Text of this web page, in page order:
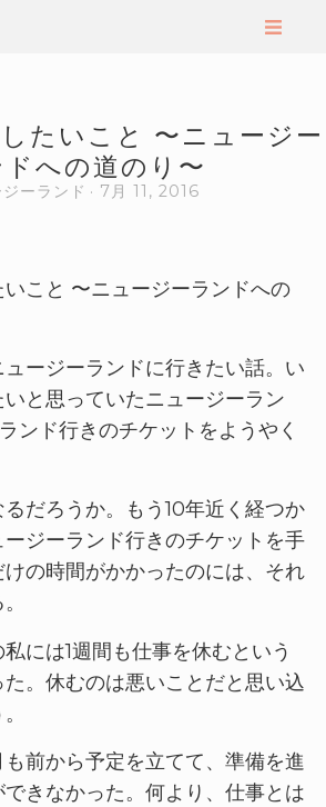
たいこと 〜ニュージー
ドへの道のり〜
ーランド 7月 11, 2016
こと 〜ニュージーランドへの
ージーランドに行きたい話。い
と思っていたニュージーラン
ンド行きのチケットをようやく
だろうか。もう10年近く経つか
ジーランド行きのチケットを手
の時間がかかったのには、それ
には1週間も仕事を休むという
。休むのは悪いことだと思い込
前から予定を立てて、準備を進
きなかった。何より、仕事とは